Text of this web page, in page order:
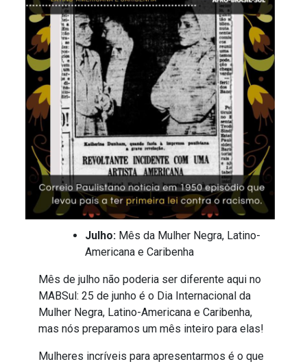
Julho:Mês da Mulher Negra, Latino-
Americana e Caribenha
Mês de julho não poderia ser diferente aqui no
MABSul: 25 de junho é o Dia Internacional da
Mulher Negra, Latino-Americana e Caribenha,
mas nós preparamos um mês inteiro para elas!
Mulheres incríveis para apresentarmos é o que